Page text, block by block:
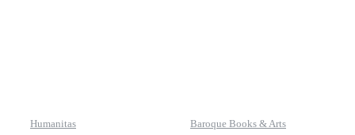
Humanitas
Baroque Books & Arts